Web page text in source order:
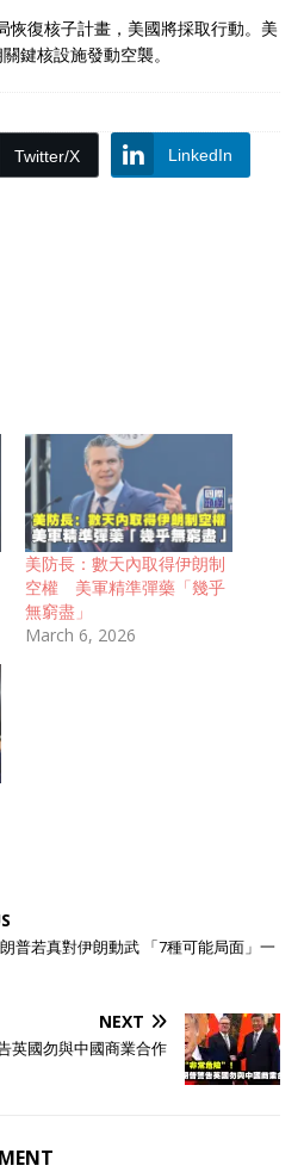
恢復核子計畫，美國將採取行動。美
鍵核設施發動空襲。
Twitter/X LinkedIn
美防長：數天內取得伊朗制
空權 美軍精準彈藥「幾乎
無窮盡」
March 6, 2026
普若真對伊朗動武 「7種可能局面」一
NEXT
英國勿與中國商業合作